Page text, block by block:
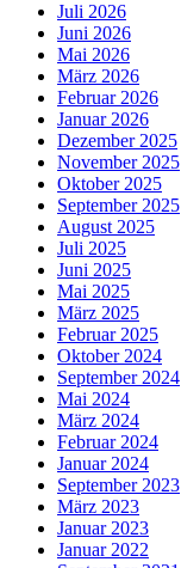
Juli 2026
Juni 2026
Mai 2026
März 2026
Februar 2026
Januar 2026
Dezember 2025
November 2025
Oktober 2025
September 2025
August 2025
Juli 2025
Juni 2025
Mai 2025
März 2025
Februar 2025
Oktober 2024
September 2024
Mai 2024
März 2024
Februar 2024
Januar 2024
September 2023
März 2023
Januar 2023
Januar 2022